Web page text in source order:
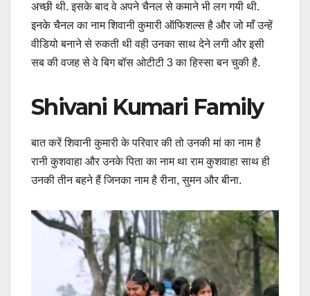
अच्छी थी. इसके बाद वे अपने चैनल से कमाने भी लग गयी थी.
इनके चैनल का नाम शिवानी कुमारी ऑफिशल्स है और जो माँ उन्हें
वीडियो बनाने से रुकती थी वही उनका साथ देने लगी और इसी
सब की वजह से वे बिग बॉस ओटीटी 3 का हिस्सा बन चुकी है.
Shivani Kumari Family
बात करें शिवानी कुमारी के परिवार की तो उनकी मां का नाम है
रानी कुशवाहा और उनके पिता का नाम था राम कुशवाहा साथ ही
उनकी तीन बहने हैं जिनका नाम है रीना, सुमन और बीना.